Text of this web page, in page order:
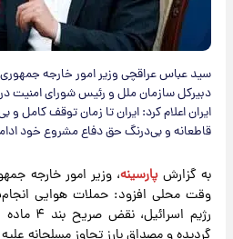
سید عباس عراقچی وزیر امور خارجه جمهوری
دبیرکل سازمان ملل و رئیس شورای امنیت
ایران اعلام کرد: ایران تا زمان توقف کامل و
قاطعانه و بی‌درنگ حق دفاع مشروع خود
به گزارشپارسینه، وزیر امور خارجه
وقت محلی افزود: حملات هوایی